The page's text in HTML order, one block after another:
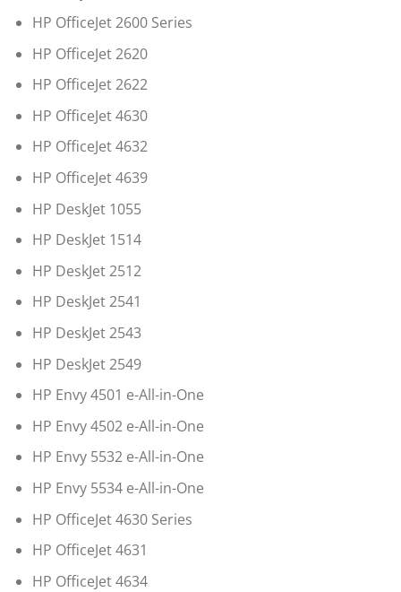
HP OfficeJet 2600 Series
HP OfficeJet 2620
HP OfficeJet 2622
HP OfficeJet 4630
HP OfficeJet 4632
HP OfficeJet 4639
HP DeskJet 1055
HP DeskJet 1514
HP DeskJet 2512
HP DeskJet 2541
HP DeskJet 2543
HP DeskJet 2549
HP Envy 4501 e-All-in-One
HP Envy 4502 e-All-in-One
HP Envy 5532 e-All-in-One
HP Envy 5534 e-All-in-One
HP OfficeJet 4630 Series
HP OfficeJet 4631
HP OfficeJet 4634